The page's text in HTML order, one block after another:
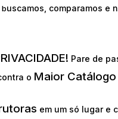
buscamos, comparamos e
Pare de
o Maior
em um só lugar e